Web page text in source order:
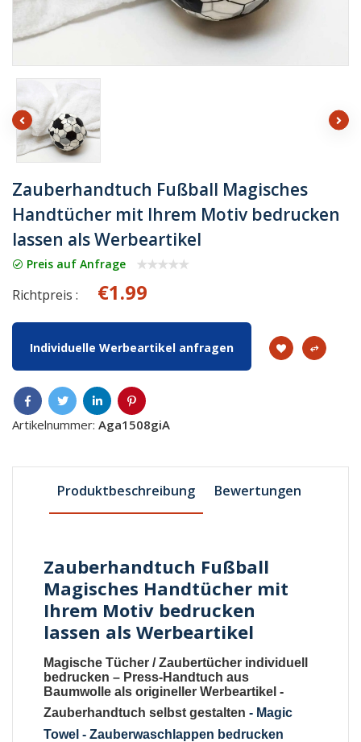
Zauberhandtuch Fußball Magisches
Handtücher mit Ihrem Motiv bedrucken
lassen als Werbeartikel
Preis auf Anfrage
Richtpreis : €1.99
Individuelle Werbeartikel anfragen
Artikelnummer: Aga1508giA
Produktbeschreibung Bewertungen
Zauberhandtuch Fußball
Magisches Handtücher mit
Ihrem Motiv bedrucken
lassen als Werbeartikel
Magische Tücher /Zaubertücher individuell
bedrucken – Press-Handtuch aus
Baumwolle als origineller Werbeartikel -
Zauberhandtuch selbst gestalten - Magic
Towel - Zauberwaschlappen bedrucken